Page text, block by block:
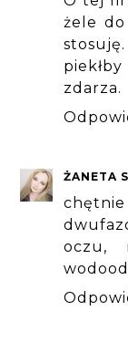
żele
zdarza.
ŻANETA
oczu,